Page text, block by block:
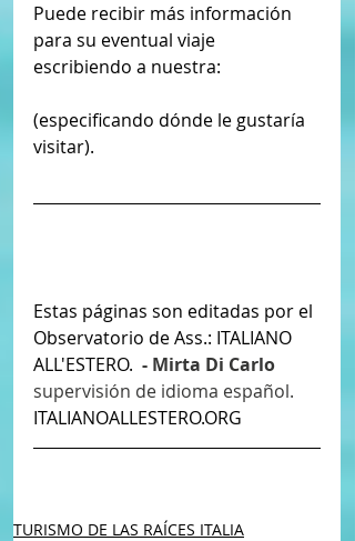
​​​Puede recibir más información
para su eventual viaje
escribiendo a nuestra:
(especificando dónde le gustaría
visitar).
Estas páginas son editadas por el
Observatorio de Ass.: ITALIANO
ALL'ESTERO. - Mirta Di Carlo
supervisión de idioma español.
ITALIANOALLESTERO.ORG
TURISMO DE LAS RAÍCES ITALIA